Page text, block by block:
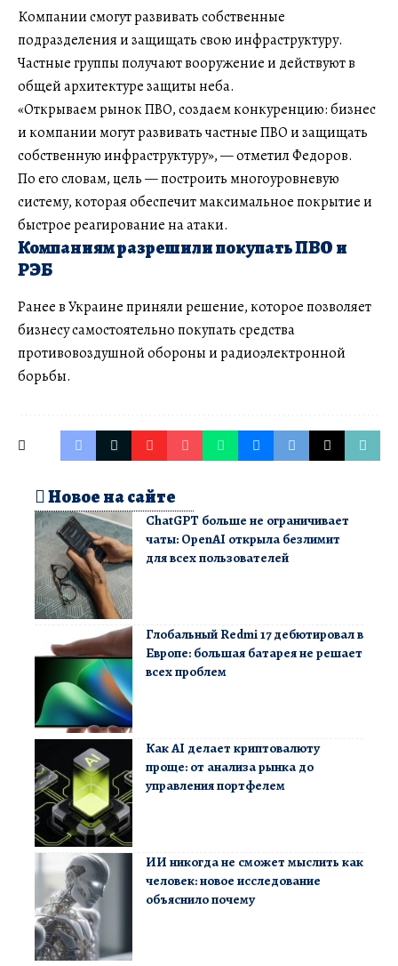
Компании смогут развивать собственные
подразделения и защищать свою инфраструктуру.
Частные группы получают вооружение и действуют в
общей архитектуре защиты неба.
«Открываем рынок ПВО, создаем конкуренцию: бизнес
и компании могут развивать частные ПВО и защищать
собственную инфраструктуру», — отметил Федоров.
По его словам, цель — построить многоуровневую
систему, которая обеспечит максимальное покрытие и
быстрое реагирование на атаки.
Компаниям разрешили покупать ПВО и
РЭБ
Ранее в Украине приняли решение, которое позволяет
бизнесу самостоятельно покупать средства
противовоздушной обороны и радиоэлектронной
борьбы.
Новое на сайте
ChatGPT больше не ограничивает
чаты: OpenAI открыла безлимит
для всех пользователей
Глобальный Redmi 17 дебютировал в
Европе: большая батарея не решает
всех проблем
Как AI делает криптовалюту
проще: от анализа рынка до
управления портфелем
ИИ никогда не сможет мыслить как
человек: новое исследование
объяснило почему